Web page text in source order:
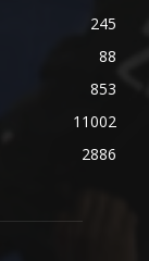
245
88
853
11002
2886